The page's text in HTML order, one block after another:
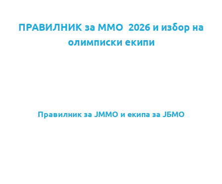
ПРАВИЛНИК за ММО 2026 и избор на
олимписки екипи
Правилник за ЈММО и екипа за ЈБМО